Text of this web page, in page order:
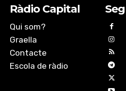
Ràdio Capital
Qui som?
Graella
Contacte
Escola de ràdio